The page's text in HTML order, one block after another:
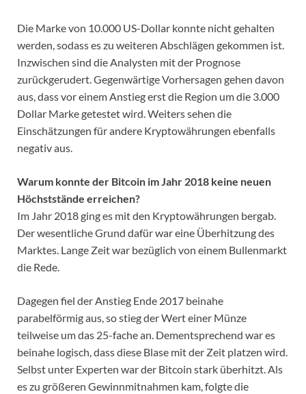
Die Marke von 10.000 US-Dollar konnte nicht gehalten
werden, sodass es zu weiteren Abschlägen gekommen ist.
Inzwischen sind die Analysten mit der Prognose
zurückgerudert. Gegenwärtige Vorhersagen gehen davon
aus, dass vor einem Anstieg erst die Region um die 3.000
Dollar Marke getestet wird. Weiters sehen die
Einschätzungen für andere Kryptowährungen ebenfalls
negativ aus.
Warum konnte der Bitcoin im Jahr 2018 keine neuen
Höchststände erreichen?
Im Jahr 2018 ging es mit den Kryptowährungen bergab.
Der wesentliche Grund dafür war eine Überhitzung des
Marktes. Lange Zeit war bezüglich von einem Bullenmarkt
die Rede.
Dagegen fiel der Anstieg Ende 2017 beinahe
parabelförmig aus, so stieg der Wert einer Münze
teilweise um das 25-fache an. Dementsprechend war es
beinahe logisch, dass diese Blase mit der Zeit platzen wird.
Selbst unter Experten war der Bitcoin stark überhitzt. Als
es zu größeren Gewinnmitnahmen kam, folgte die